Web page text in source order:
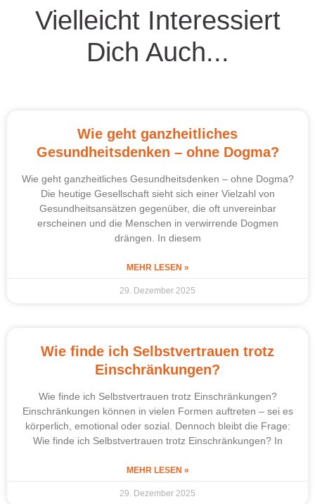
Vielleicht Interessiert
Dich Auch...
Wie geht ganzheitliches
Gesundheitsdenken – ohne Dogma?
Wie geht ganzheitliches Gesundheitsdenken – ohne Dogma?
Die heutige Gesellschaft sieht sich einer Vielzahl von
Gesundheitsansätzen gegenüber, die oft unvereinbar
erscheinen und die Menschen in verwirrende Dogmen
drängen. In diesem
MEHR LESEN »
29. Dezember 2025
Wie finde ich Selbstvertrauen trotz
Einschränkungen?
Wie finde ich Selbstvertrauen trotz Einschränkungen?
Einschränkungen können in vielen Formen auftreten – sei es
körperlich, emotional oder sozial. Dennoch bleibt die Frage:
Wie finde ich Selbstvertrauen trotz Einschränkungen? In
MEHR LESEN »
29. Dezember 2025